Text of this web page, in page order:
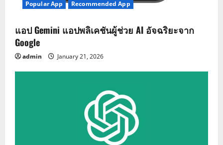
Popular App Recommended App
แอป Gemini แอปพลิเคชันผู้ช่วย AI อัจฉริยะจาก
Google
admin January 21, 2026